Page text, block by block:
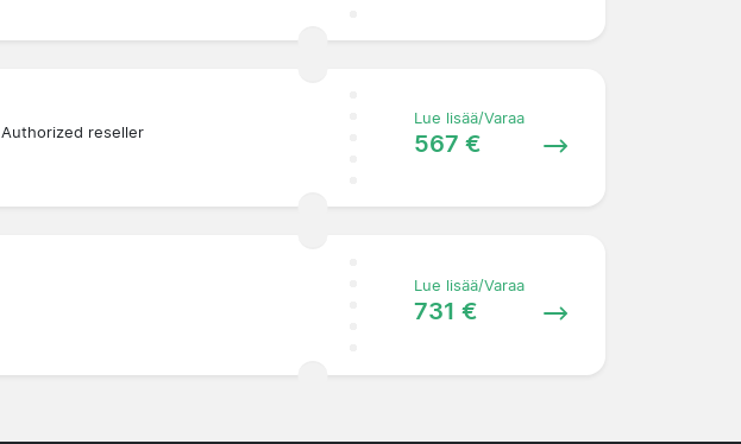
Authorized reseller
Lue lisää/Varaa
567 €
Lue lisää/Varaa
731 €